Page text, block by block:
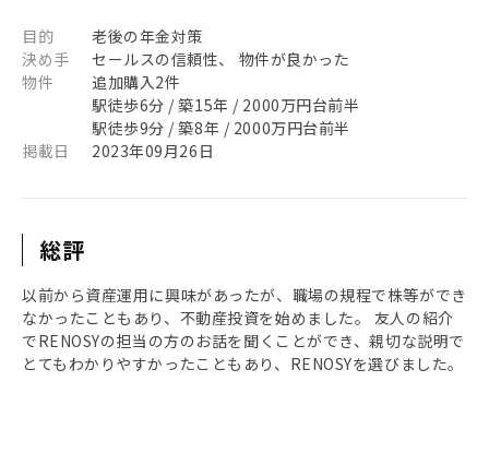
目的
老後の年金対策
決め手
セールスの信頼性、 物件が良かった
物件
追加購入2件
駅徒歩6分 / 築15年 / 2000万円台前半
駅徒歩9分 / 築8年 / 2000万円台前半
掲載日
2023年09月26日
総評
以前から資産運用に興味があったが、職場の規程で株等ができ
なかったこともあり、不動産投資を始めました。 友人の紹介
でRENOSYの担当の方のお話を聞くことができ、親切な説明で
とてもわかりやすかったこともあり、RENOSYを選びました。